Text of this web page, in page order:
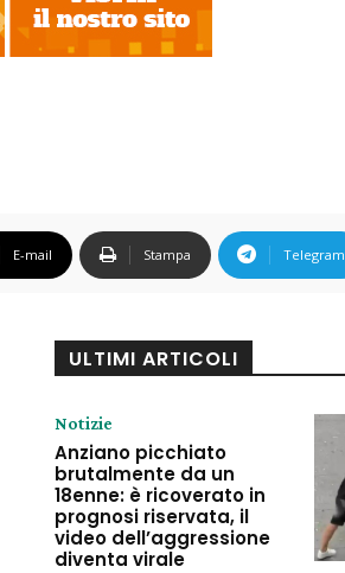
E-mail Stampa Telegram
ULTIMI ARTICOLI
Notizie
Anziano picchiato
brutalmente da un
18enne: è ricoverato in
prognosi riservata, il
video dell’aggressione
diventa virale